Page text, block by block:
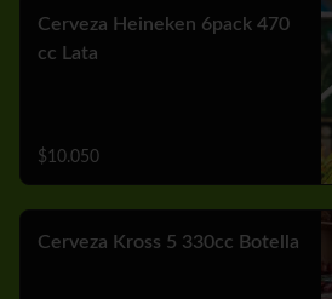
Cerveza Heineken 6pack 470
cc Lata
$10.050
Cerveza Kross 5 330cc Botella